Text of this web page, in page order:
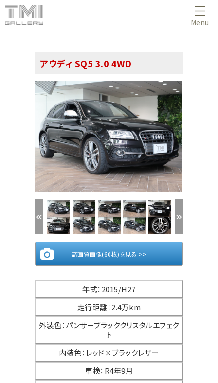
Menu
アウディ SQ5 3.0 4WD
(1/60)
高画質画像(60枚)を見る >>
年式： 2015/H27
走行距離： 2.4万km
外装色： パンサーブラッククリスタルエフェク
ト
内装色： レッド×ブラックレザー
車検： R4年9月